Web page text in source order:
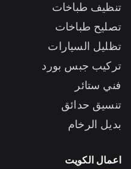
تنظيف طباخات
تصليح طباخات
تظليل السيارات
تركيب جبس بورد
فني ستائر
تنسيق حدائق
بديل الرخام
اعمال الكويت